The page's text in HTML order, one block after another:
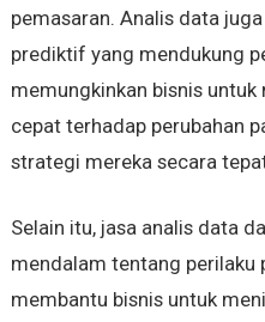
pemasaran. Analis data
prediktif yang mendukung
memungkinkan bisnis
cepat terhadap perubahan
strategi mereka secara
Selain itu, jasa analis data
mendalam tentang
membantu bisnis untuk